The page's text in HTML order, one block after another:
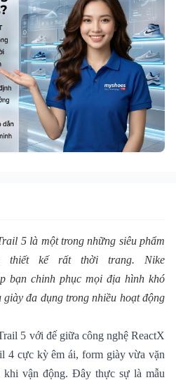
5 là một trong những siêu phẩm
thiết kế rất thời trang. Nike
bạn chinh phục mọi địa hình khó
đa dụng trong nhiều hoạt động
5 với đế giữa công nghệ ReactX
4 cực kỳ êm ái, form giày vừa vặn
khi vận động. Đây thực sự là mẫu